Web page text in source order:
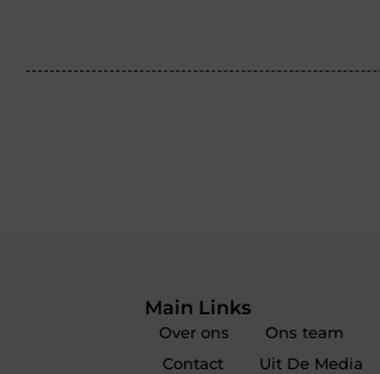
Main Links
Over ons Ons team
Contact
Uit De Media